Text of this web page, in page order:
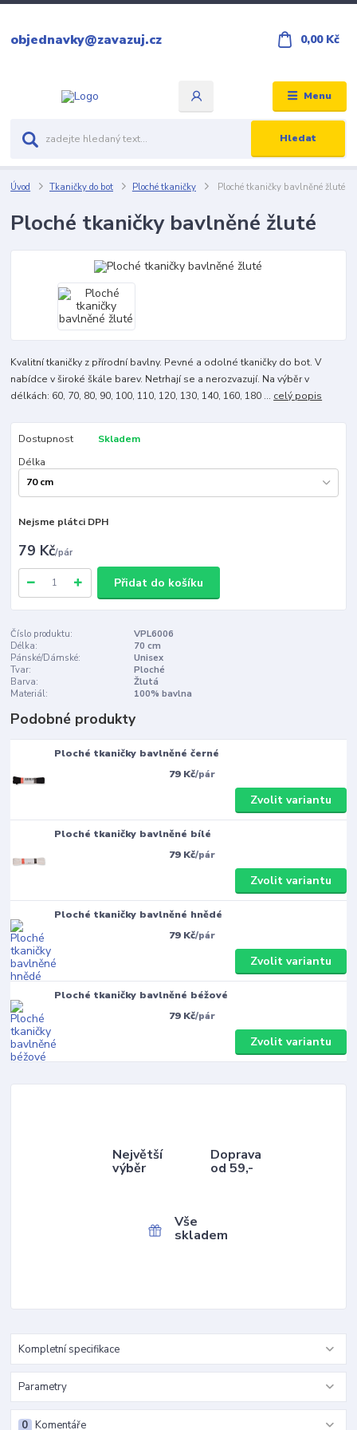
Menu
Hledat
objednavky@zavazuj.cz 0,00 Kč
Úvod Tkaničky do bot Ploché tkaničky Ploché tkaničky bavlněné žluté
Ploché tkaničky bavlněné žluté
Kvalitní tkaničky z přírodní bavlny. Pevné a odolné tkaničky do bot. V
nabídce v široké škále barev. Netrhají se a nerozvazují. Na výběr v
délkách: 60, 70, 80, 90, 100, 110, 120, 130, 140, 160, 180 ... celý popis
Dostupnost
Skladem
Délka
Nejsme plátci DPH
79 Kč/pár
Přidat do košíku
Číslo produktu:
VPL6006
Délka:
70 cm
Pánské/Dámské:
Unisex
Tvar:
Ploché
Barva:
Žlutá
Materiál:
100% bavlna
Podobné produkty
Ploché tkaničky bavlněné černé
79 Kč/pár
Zvolit variantu
Ploché tkaničky bavlněné bílé
79 Kč/pár
Zvolit variantu
Ploché tkaničky bavlněné hnědé
79 Kč/pár
Zvolit variantu
Ploché tkaničky bavlněné béžové
79 Kč/pár
Zvolit variantu
Největší
výběr
Doprava
od 59,-
Vše
skladem
Kompletní specifikace
Parametry
Komentáře
0